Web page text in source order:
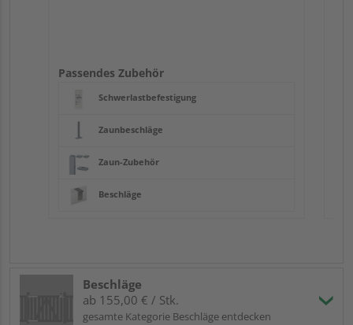
Passendes Zubehör
Schwerlastbefestigung
Zaunbeschläge
Zaun-Zubehör
Beschläge
Beschläge
ab 155,00 € / Stk.
gesamte Kategorie Beschläge entdecken